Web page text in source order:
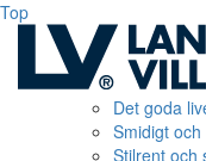
Top
Det goda
Smidigt
Stilrent och